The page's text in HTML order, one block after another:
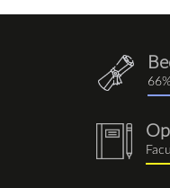
(1).png